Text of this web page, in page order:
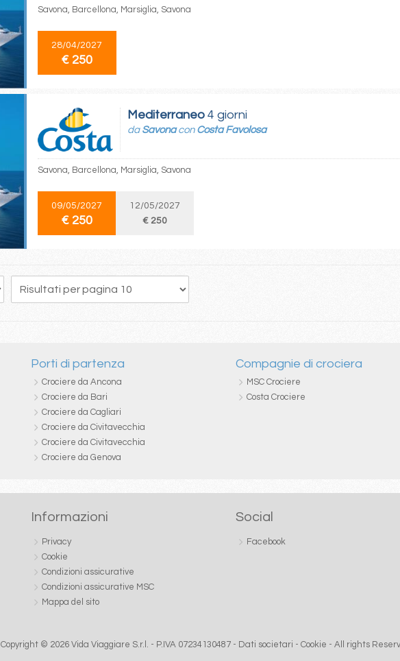
Savona, Barcellona, Marsiglia, Savona
28/04/2027
€ 250
Mediterraneo 4 giorni
da Savonacon Costa Favolosa
Savona, Barcellona, Marsiglia, Savona
09/05/2027
€ 250
12/05/2027
€ 250
Porti di partenza
Crociere da Ancona
Crociere da Bari
Crociere da Cagliari
Crociere da Civitavecchia
Crociere da Civitavecchia
Crociere da Genova
Compagnie di crociera
MSC Crociere
Costa Crociere
Informazioni
Privacy
Cookie
Condizioni assicurative
Condizioni assicurative MSC
Mappa del sito
Social
Facebook
Copyright © 2026 Vida Viaggiare S.r.l. - P.IVA 07234130487 - Dati societari - Cookie - All rights